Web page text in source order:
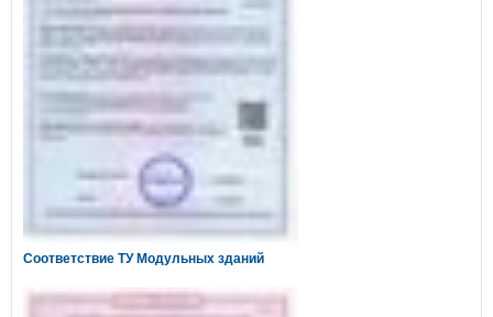
Соответствие ТУ Модульных зданий